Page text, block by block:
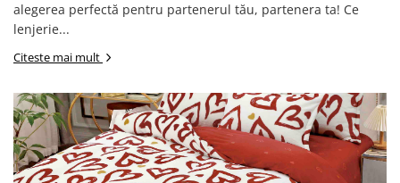
alegerea perfectă pentru partenerul tău, partenera ta! Ce
lenjerie...
Citeste mai mult